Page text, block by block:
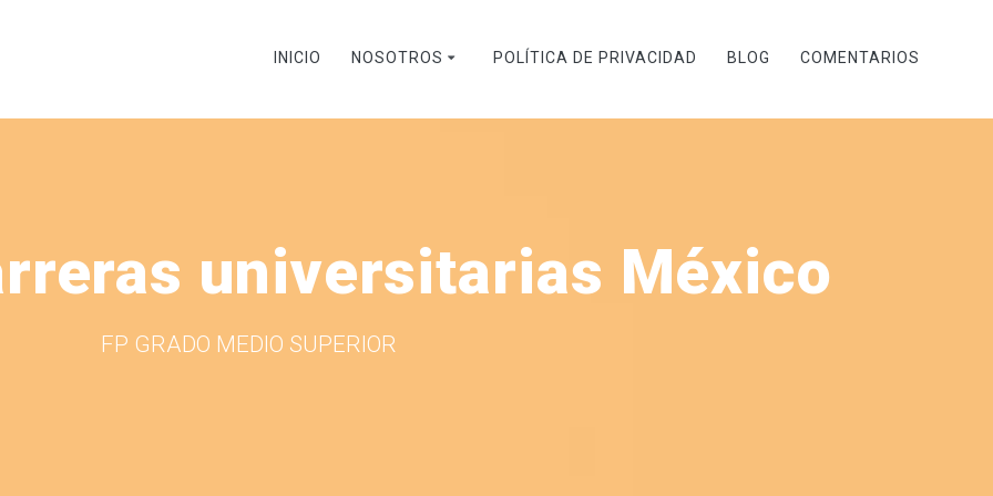
INICIO NOSOTROS POLÍTICA DE PRIVACIDAD BLOG COMENTARIOS
universitarias México
FP GRADO MEDIO SUPERIOR